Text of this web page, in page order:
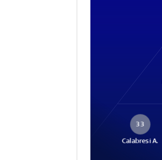
33
Calabresi A.